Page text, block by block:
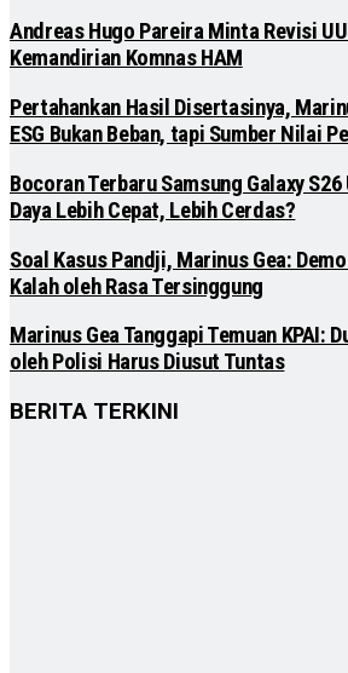
Andreas Hugo Pareira Minta Revisi
Kemandirian Komnas HAM
Pertahankan Hasil Disertasinya,
ESG Bukan Beban, tapi Sumber Nilai
Bocoran Terbaru Samsung Galaxy
Daya Lebih Cepat, Lebih Cerdas?
Soal Kasus Pandji, Marinus Gea:
Kalah oleh Rasa Tersinggung
Marinus Gea Tanggapi Temuan KPAI:
oleh Polisi Harus Diusut Tuntas
BERITA TERKINI